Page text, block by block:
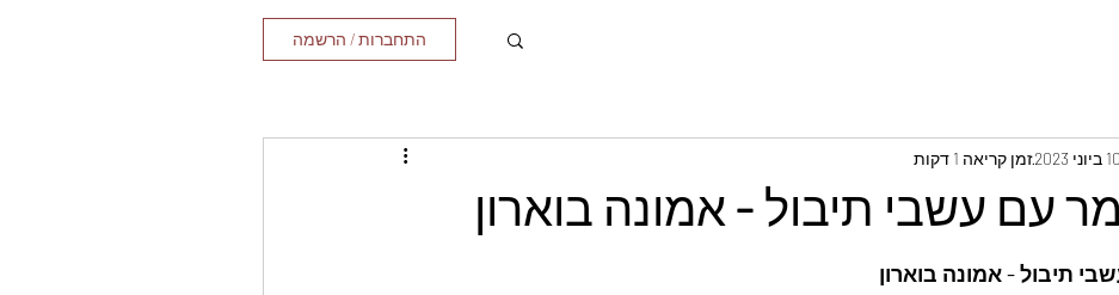
התחברות / הרשמה
עם עשבי תיבול - אמונה בוארון
10 ביוני 2023 זמן קריאה 1 דקות
תיבול - אמונה בוארון